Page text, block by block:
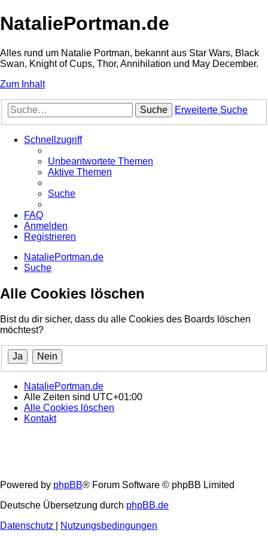
NataliePortman.de
Alles rund um Natalie Portman, bekannt aus Star Wars, Black
Swan, Knight of Cups, Thor, Annihilation und May December.
Zum Inhalt
Suche Erweiterte Suche
Schnellzugriff
Unbeantwortete Themen
Aktive Themen
Suche
FAQ
Anmelden
Registrieren
NataliePortman.de
Suche
Alle Cookies löschen
Bist du dir sicher, dass du alle Cookies des Boards löschen
möchtest?
NataliePortman.de
Alle Zeiten sind UTC+01:00
Alle Cookies löschen
Kontakt
Powered by phpBB® Forum Software © phpBB Limited
Deutsche Übersetzung durch phpBB.de
Datenschutz
Nutzungsbedingungen